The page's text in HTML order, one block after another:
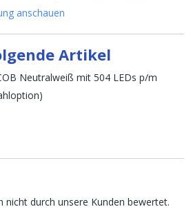
anschauen
Artikel
Neutralweiß mit 504 LEDs p/m
nicht durch unsere Kunden bewertet.